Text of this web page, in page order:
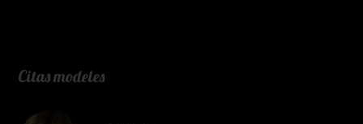
Citas modeles